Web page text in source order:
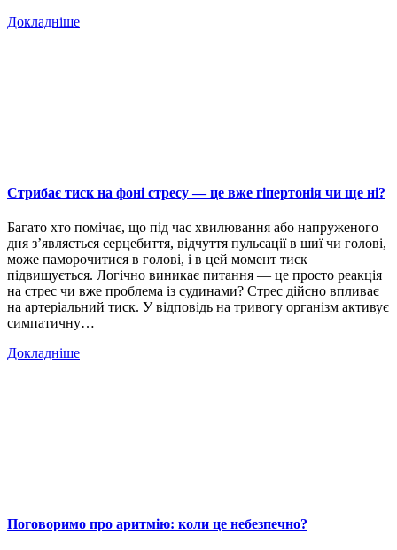
Докладніше
Стрибає тиск на фоні стресу — це вже гіпертонія чи ще ні?
Багато хто помічає, що під час хвилювання або напруженого
дня з’являється серцебиття, відчуття пульсації в шиї чи голові,
може паморочитися в голові, і в цей момент тиск
підвищується. Логічно виникає питання — це просто реакція
на стрес чи вже проблема із судинами? Стрес дійсно впливає
на артеріальний тиск. У відповідь на тривогу організм активує
симпатичну…
Докладніше
Поговоримо про аритмію: коли це небезпечно?